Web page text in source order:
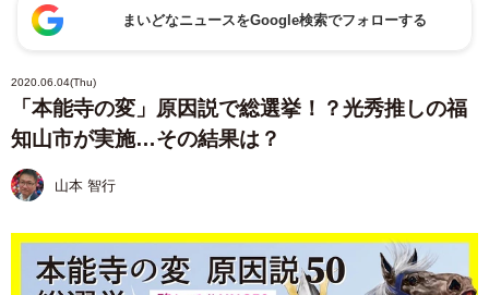
まいどなニュースをGoogle検索でフォローする
2020.06.04(Thu)
「本能寺の変」原因説で総選挙！？光秀推しの福
知山市が実施…その結果は？
山本 智行